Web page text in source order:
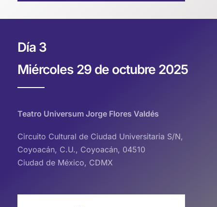
Día 3
Miércoles 29 de octubre 2025
Teatro Universum Jorge Flores Valdés
Circuito Cultural de Ciudad Universitaria S/N,
Coyoacán, C.U., Coyoacán, 04510
Ciudad de México, CDMX